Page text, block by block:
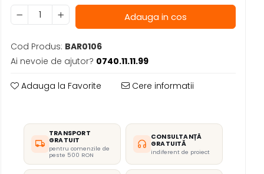
Adauga in cos
Cod Produs: BAR0106
Ai nevoie de ajutor? 0740.11.11.99
Adauga la Favorite Cere informatii
TRANSPORT
GRATUIT
pentru comenzile de
peste 500 RON
CONSULTANȚĂ
GRATUITĂ
indiferent de proiect